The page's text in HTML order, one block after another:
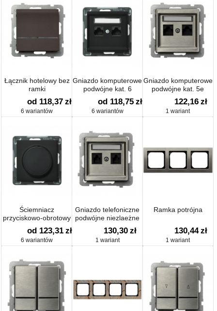
Łącznik hotelowy bez
ramki
od 118,37 zł
6 wariantów
Gniazdo komputerowe
podwójne kat. 6
od 118,75 zł
6 wariantów
Gniazdo komputerowe
podwójne kat. 5e
122,16 zł
1 wariant
Ściemniacz
przyciskowo-obrotowy
od 123,31 zł
6 wariantów
Gniazdo telefoniczne
podwójne niezlaeżne
130,30 zł
1 wariant
Ramka potrójna
130,44 zł
1 wariant